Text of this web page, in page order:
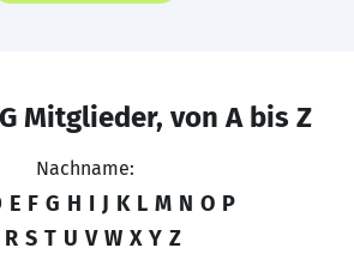
Mitglieder, von A bis Z
Nachname:
E F G H I J K L M N O P
R S T U V W X Y Z